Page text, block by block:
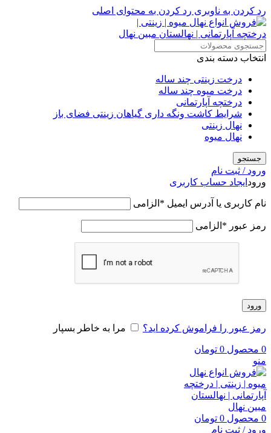
رد کردن به ناوبری رد کردن به محتوای اصلی
انتخاب دسته بندی
درخت زینتی چند ساله
درخت میوه چند ساله
درختچه آپارتمانی
شرایط کاشت ونگه داری گیاهان زینتی فضای باز
نهال زینتی
نهال میوه
جستجو
ورود / ثبت نام
ورود ایجاد حساب کاربری
نام کاربری یا آدرس ایمیل * الزامی
رمز عبور * الزامی
ورود
رمز عبور را فراموش کرده اید؟ مرا به خاطر بسپار
0 محصول 0 تومان
منو
0 محصول 0 تومان
ورود / ثبت نام